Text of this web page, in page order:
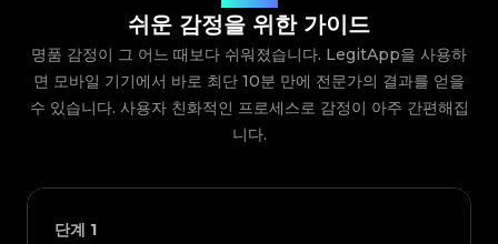
쉬운 감정을 위한 가이드
명품 감정이 그 어느 때보다 쉬워졌습니다. LegitApp을 사용하
면 모바일 기기에서 바로 최단 10분 만에 전문가의 결과를 얻을
수 있습니다. 사용자 친화적인 프로세스로 감정이 아주 간편해집
니다.
단계 1